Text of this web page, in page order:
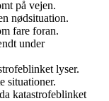
på vejen.
nødsituation.
fare foran.
under
lyser.
situationer.
katastrofeblinket